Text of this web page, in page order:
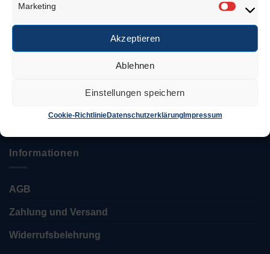
Marketing
Akzeptieren
Ablehnen
Einstellungen speichern
Cookie-RichtlinieDatenschutzerklärungImpressum
Juwelierbedarf KÖLN
Tel.: 0221 / 12 06 35 35
info@juwelierbedarf-koeln.de
Informationen
AGB
Zahlung und Versand
Widerrufsbelehrung